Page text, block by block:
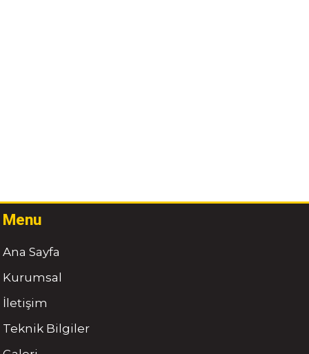
Menu
Ana Sayfa
Kurumsal
İletişim
Teknik Bilgiler